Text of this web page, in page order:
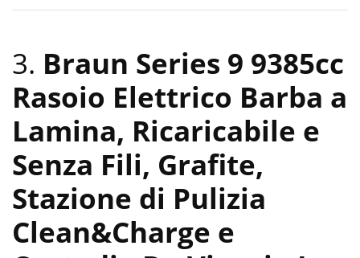
3. Braun Series 9 9385cc
Rasoio Elettrico Barba a
Lamina, Ricaricabile e
Senza Fili, Grafite,
Stazione di Pulizia
Clean&Charge e